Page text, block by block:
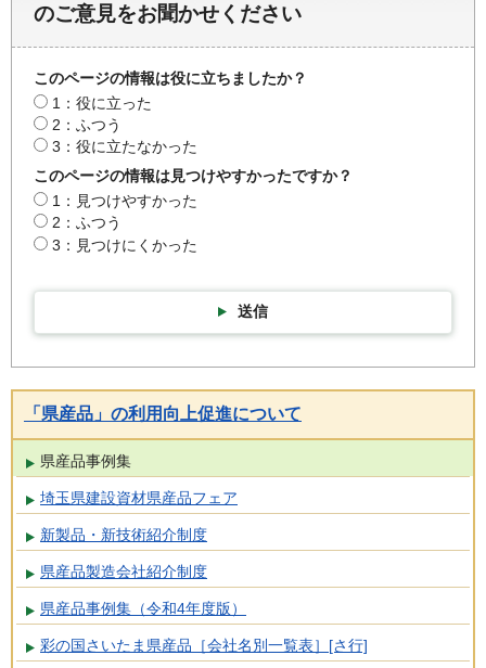
のご意見をお聞かせください
このページの情報は役に立ちましたか？
1：役に立った
2：ふつう
3：役に立たなかった
このページの情報は見つけやすかったですか？
1：見つけやすかった
2：ふつう
3：見つけにくかった
送信
「県産品」の利用向上促進について
県産品事例集
埼玉県建設資材県産品フェア
新製品・新技術紹介制度
県産品製造会社紹介制度
県産品事例集（令和4年度版）
彩の国さいたま県産品［会社名別一覧表］[さ行]